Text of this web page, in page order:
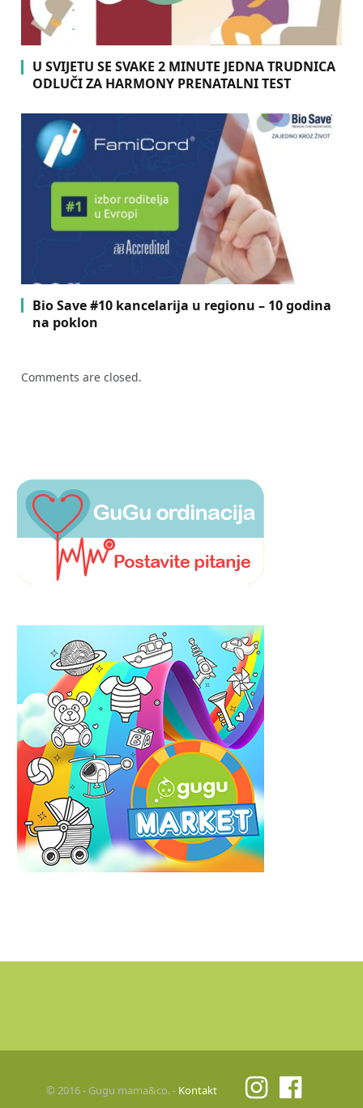
U SVIJETU SE SVAKE 2 MINUTE JEDNA TRUDNICA
ODLUČI ZA HARMONY PRENATALNI TEST
Bio Save #10 kancelarija u regionu – 10 godina
na poklon
Comments are closed.
© 2016 - Gugu mama&co. - Kontakt